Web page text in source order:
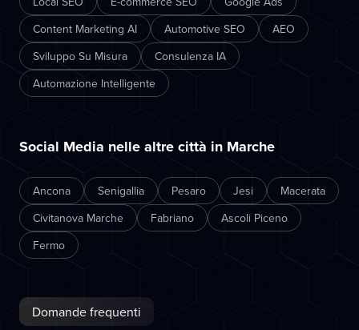
Content Marketing AI
Automotive SEO
AEO
Sviluppo Su Misura
Consulenza IA
Automazione Intelligente
Social Media nelle altre città in Marche
Ancona Senigallia Pesaro Jesi
Macerata
Civitanova Marche
Fabriano
Ascoli Piceno
Fermo
Domande frequenti